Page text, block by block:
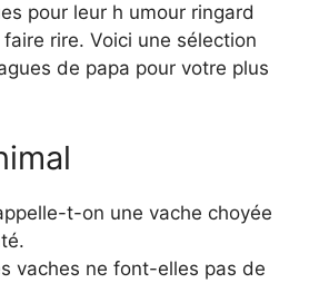
pour leur h umour ringard
rire. Voici une sélection
de papa pour votre plus
t-on une vache choyée
vaches ne font-elles pas de